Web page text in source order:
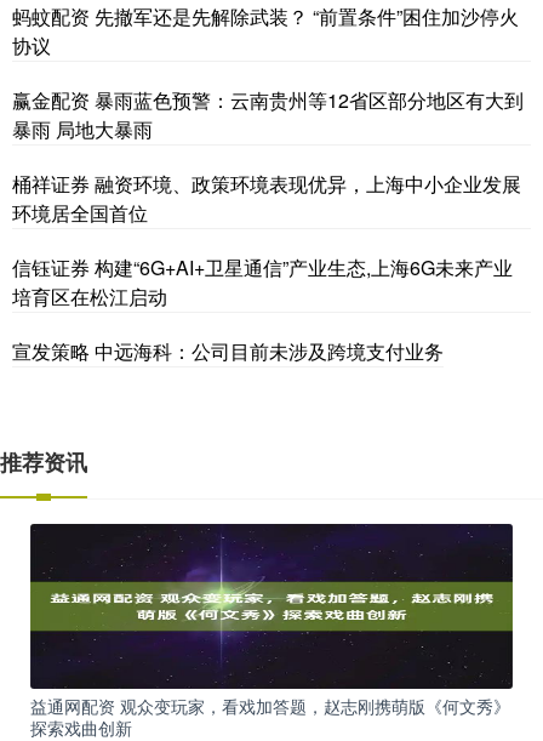
蚂蚊配资 先撤军还是先解除武装？ “前置条件”困住加沙停火
协议
赢金配资 暴雨蓝色预警：云南贵州等12省区部分地区有大到
暴雨 局地大暴雨
桶祥证券 融资环境、政策环境表现优异，上海中小企业发展
环境居全国首位
信钰证券 构建“6G+AI+卫星通信”产业生态,上海6G未来产业
培育区在松江启动
宣发策略 中远海科：公司目前未涉及跨境支付业务
推荐资讯
益通网配资 观众变玩家，看戏加答题，赵志刚携萌版《何文秀》
探索戏曲创新